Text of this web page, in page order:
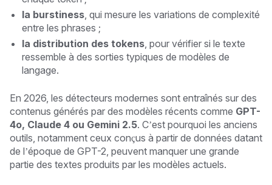
la burstiness , qui mesure les variations de complexité
entre les phrases ;
la distribution des tokens , pour vérifier si le texte
ressemble à des sorties typiques de modèles de
langage.
En 2026, les détecteurs modernes sont entraînés sur des
contenus générés par des modèles récents comme GPT-
4o, Claude 4 ou Gemini 2.5. C’est pourquoi les anciens
outils, notamment ceux conçus à partir de données datant
de l’époque de GPT-2, peuvent manquer une grande
partie des textes produits par les modèles actuels.